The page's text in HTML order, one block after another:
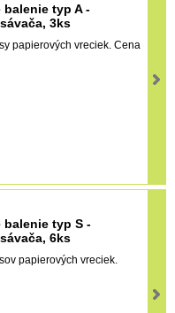
balenie typ A -
3ks
papierových vreciek. Cena
balenie typ S -
6ks
papierových vreciek.